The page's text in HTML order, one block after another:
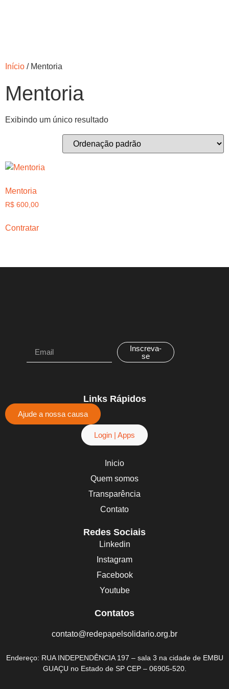
Início / Mentoria
Mentoria
Exibindo um único resultado
Mentoria
R$ 600,00
Contratar
Inscreva-
se
Links Rápidos
Ajude a nossa causa
Login | Apps
Inicio
Quem somos
Transparência
Contato
Redes Sociais
Linkedin
Instagram
Facebook
Youtube
Contatos
contato@redepapelsolidario.org.br
Endereço: RUA INDEPENDÊNCIA 197 – sala 3 na cidade de EMBU
GUAÇU no Estado de SP CEP – 06905-520.